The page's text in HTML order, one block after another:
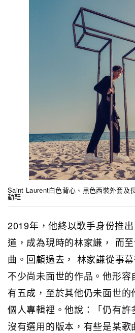
Saint Laurent白色背心、黑色西裝外套及
動鞋
2019年，他終以歌手身份推
道，成為現時的林家謙， 而
曲。回顧過去， 林家謙從事
不少尚未面世的作品。他形
有五成，至於其他仍未面世
個人專輯裡。他說：「仍有
沒有選用的版本，有些是某